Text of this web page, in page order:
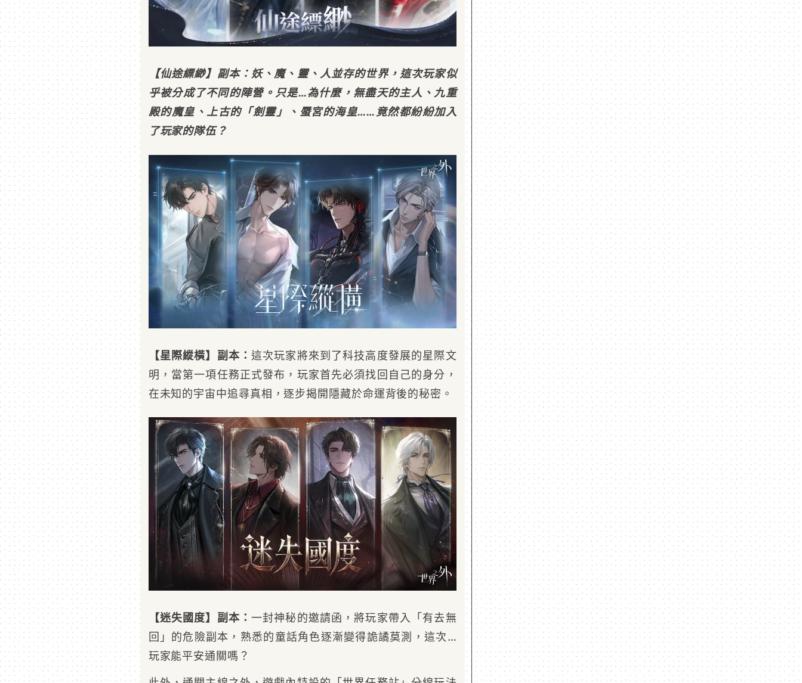
【仙途縹緲】副本：妖、魔、靈、人並存的世界，這次玩家似
乎被分成了不同的陣營。只是…為什麼，無盡天的主人、九重
殿的魔皇、上古的「劍靈」、蜃宮的海皇……竟然都紛紛加入
了玩家的隊伍？
【星際縱橫】副本： 這次玩家將來到了科技高度發展的星際文
明，當第一項任務正式發布，玩家首先必須找回自己的身分，
在未知的宇宙中追尋真相，逐步揭開隱藏於命運背後的秘密。
【迷失國度】副本： 一封神秘的邀請函，將玩家帶入「有去無
回」的危險副本，熟悉的童話角色逐漸變得詭譎莫測，這次…
玩家能平安通關嗎？